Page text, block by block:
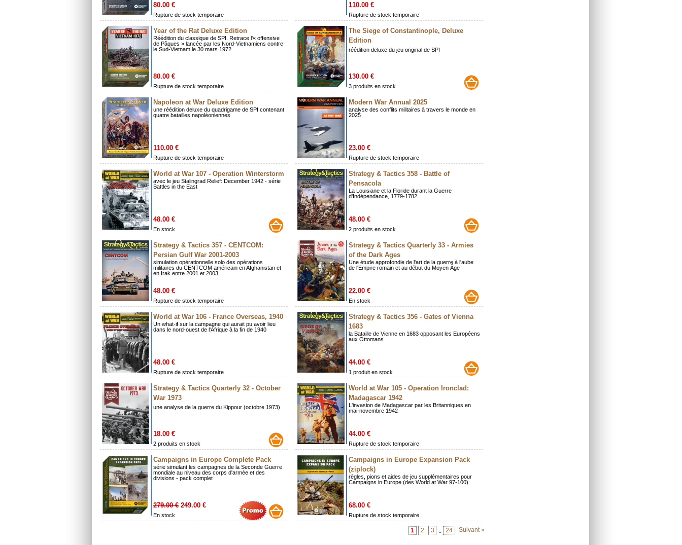
80.00 €
Rupture de stock temporaire
110.00 €
Rupture de stock temporaire
Year of the Rat Deluxe Edition
Réédition du classique de SPI. Retrace l'« offensive
de Pâques » lancée par les Nord-Vietnamiens contre
le Sud-Vietnam le 30 mars 1972.
80.00 €
Rupture de stock temporaire
The Siege of Constantinople, Deluxe
Edition
réédition deluxe du jeu original de SPI
130.00 €
3 produits en stock
Napoleon at War Deluxe Edition
une réédition deluxe du quadrigame de SPI contenant
quatre batailles napoléoniennes
110.00 €
Rupture de stock temporaire
Modern War Annual 2025
analyse des conflits militaires à travers le monde en
2025
23.00 €
Rupture de stock temporaire
World at War 107 - Operation Winterstorm
avec le jeu Stalingrad Relief: December 1942 - série
Battles in the East
48.00 €
En stock
Strategy & Tactics 358 - Battle of
Pensacola
La Louisiane et la Floride durant la Guerre
d'Indépendance, 1779-1782
48.00 €
2 produits en stock
Strategy & Tactics 357 - CENTCOM:
Persian Gulf War 2001-2003
simulation opérationnelle solo des opérations
militaires du CENTCOM américain en Afghanistan et
en Irak entre 2001 et 2003
48.00 €
Rupture de stock temporaire
Strategy & Tactics Quarterly 33 - Armies
of the Dark Ages
Une étude approfondie de l'art de la guerre à l'aube
de l'Empire romain et au début du Moyen Âge
22.00 €
En stock
World at War 106 - France Overseas, 1940
Un what-if sur la campagne qui aurait pu avoir lieu
dans le nord-ouest de l'Afrique à la fin de 1940
48.00 €
Rupture de stock temporaire
Strategy & Tactics 356 - Gates of Vienna
1683
la Bataille de Vienne en 1683 opposant les Européens
aux Ottomans
44.00 €
1 produit en stock
Strategy & Tactics Quarterly 32 - October
War 1973
une analyse de la guerre du Kippour (octobre 1973)
18.00 €
2 produits en stock
World at War 105 - Operation Ironclad:
Madagascar 1942
L'invasion de Madagascar par les Britanniques en
mai-novembre 1942
44.00 €
Rupture de stock temporaire
Campaigns in Europe Complete Pack
série simulant les campagnes de la Seconde Guerre
mondiale au niveau des corps d'armée et des
divisions - pack complet
279.00 € 249.00 €
En stock
Campaigns in Europe Expansion Pack
(ziplock)
règles, pions et aides de jeu supplémentaires pour
Campaigns in Europe (des World at War 97-100)
68.00 €
Rupture de stock temporaire
1 2 3 .. 24 Suivant »